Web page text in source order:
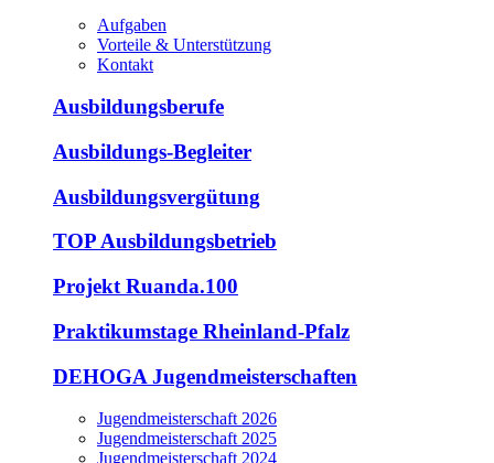
Aufgaben
Vorteile & Unterstützung
Kontakt
Ausbildungsberufe
Ausbildungs-Begleiter
Ausbildungsvergütung
TOP Ausbildungsbetrieb
Projekt Ruanda.100
Praktikumstage Rheinland-Pfalz
DEHOGA Jugendmeisterschaften
Jugendmeisterschaft 2026
Jugendmeisterschaft 2025
Jugendmeisterschaft 2024